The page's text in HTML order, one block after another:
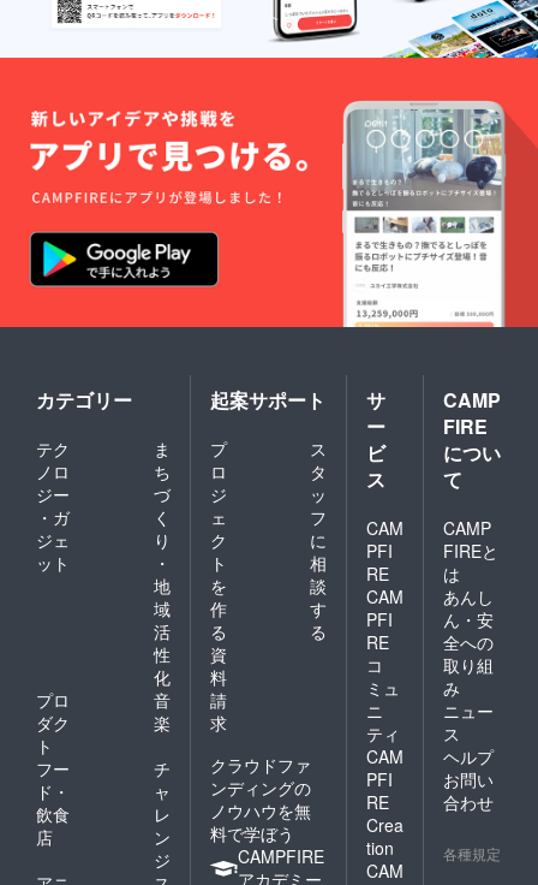
カテゴリー
テク
ノロ
ジー
・ガ
ジェ
ット
ま
ち
づ
く
り
・
地
域
活
性
化
プロ
ダク
ト
音
楽
フー
ド・
飲食
店
チ
ャ
レ
ン
ジ
起案サポート
プ
ロ
ジ
ェ
ク
ト
を
作
る
ス
タ
ッ
フ
に
相
談
す
る
資
料
請
求
クラウドファ
ンディングの
ノウハウを無
料で学ぼう
CAMPFIRE
アカデミー
サ
ー
ビ
ス
CAM
PFI
RE
CAM
PFI
RE
コ
ミュ
ニ
ティ
CAM
PFI
RE
Crea
tion
CAM
CAMP
FIRE
につい
て
CAMP
FIREと
は
あんし
ん・安
全への
取り組
み
ニュー
ス
ヘルプ
お問い
合わせ
各種規定